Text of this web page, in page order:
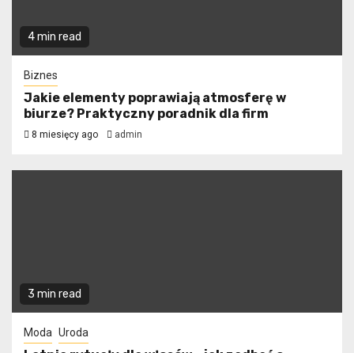
4 min read
Biznes
Jakie elementy poprawiają atmosferę w
biurze? Praktyczny poradnik dla firm
8 miesięcy ago admin
3 min read
Moda Uroda